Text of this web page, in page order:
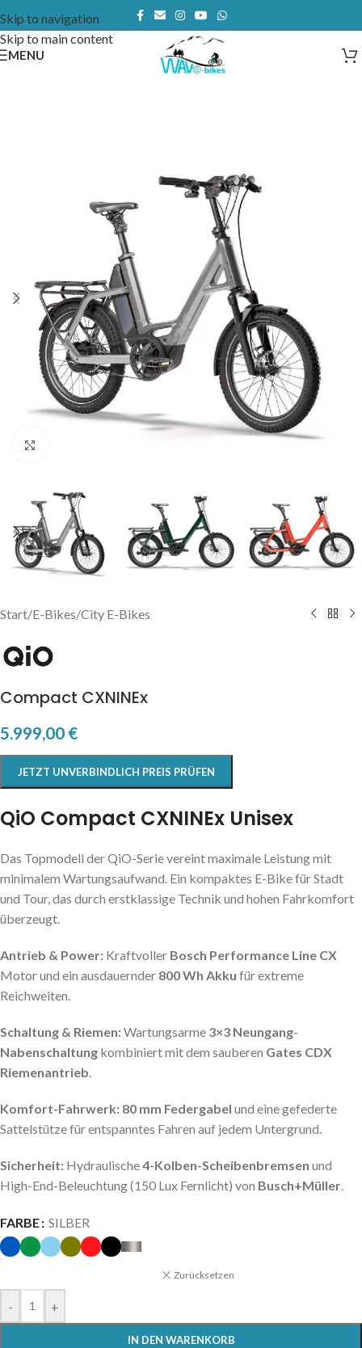
Skip to navigation
Skip to main content
MENU
Start/E-Bikes/City E-Bikes
Compact CXNINEx
5.999,00 €
JETZT UNVERBINDLICH PREIS PRÜFEN
QiO Compact CXNINEx Unisex
Das Topmodell der QiO-Serie vereint maximale Leistung mit
minimalem Wartungsaufwand. Ein kompaktes E-Bike für Stadt
und Tour, das durch erstklassige Technik und hohen Fahrkomfort
überzeugt.
Antrieb & Power: Kraftvoller Bosch Performance Line CX
Motor und ein ausdauernder 800 Wh Akku für extreme
Reichweiten.
Schaltung & Riemen:Wartungsarme 3×3 Neungang-
Nabenschaltung kombiniert mit dem sauberen Gates CDX
Riemenantrieb.
Komfort-Fahrwerk: 80 mm Federgabel und eine gefederte
Sattelstütze für entspanntes Fahren auf jedem Untergrund.
Sicherheit: Hydraulische4-Kolben-Scheibenbremsen und
High-End-Beleuchtung (150 Lux Fernlicht) von Busch+Müller.
FARBE SILBER
Zurücksetzen
- +
IN DEN WARENKORB